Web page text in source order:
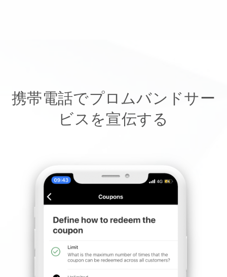
携帯電話でプロムバンドサー
ビスを宣伝する